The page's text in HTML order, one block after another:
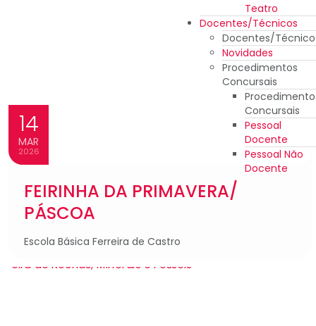
Teatro
Docentes/Técnicos
Docentes/
Novidades
Procedimentos
Concursais
Concursais
Pessoal
Docente
Pessoal Não
Docente
14
MAR
2026
FEIRINHA DA PRIMAVERA/
PÁSCOA
Escola Básica Ferreira de Castro